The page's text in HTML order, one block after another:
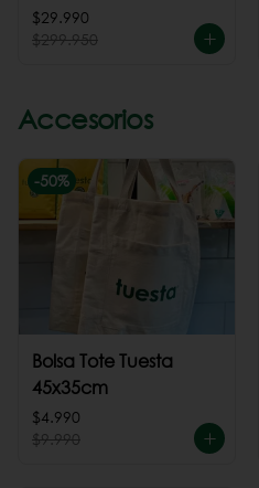
$29.990
$299.950
Accesorios
-50%
Bolsa Tote Tuesta
45x35cm
$4.990
$9.990